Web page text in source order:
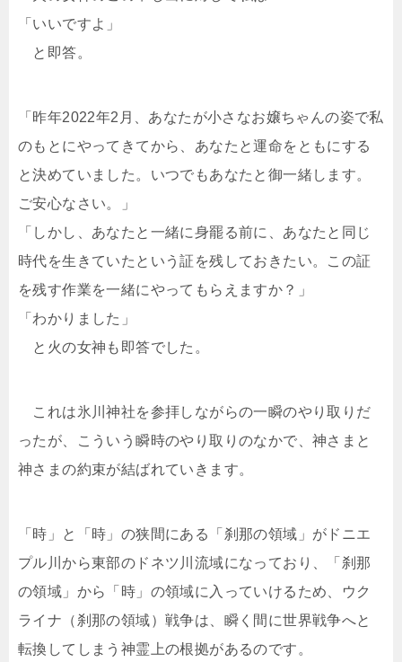
「いいですよ」
と即答。
「昨年2022年2月、あなたが小さなお嬢ちゃんの姿で私
のもとにやってきてから、あなたと運命をともにする
と決めていました。いつでもあなたと御一緒します。
ご安心なさい。」
「しかし、あなたと一緒に身罷る前に、あなたと同じ
時代を生きていたという証を残しておきたい。この証
を残す作業を一緒にやってもらえますか？」
「わかりました」
と火の女神も即答でした。
これは氷川神社を参拝しながらの一瞬のやり取りだ
ったが、こういう瞬時のやり取りのなかで、神さまと
神さまの約束が結ばれていきます。
「時」と「時」の狭間にある「刹那の領域」がドニエ
プル川から東部のドネツ川流域になっており、「刹那
の領域」から「時」の領域に入っていけるため、ウク
ライナ（刹那の領域）戦争は、瞬く間に世界戦争へと
転換してしまう神霊上の根拠があるのです。